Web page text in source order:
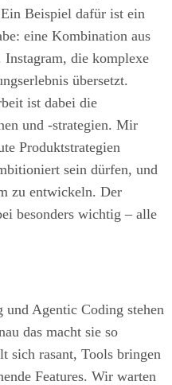
Beispiel dafür ist ein
eine Kombination aus
die komplexe
übersetzt.
ist dabei die
und -strategien. Mir
Produktstrategien
sein dürfen, und
zu entwickeln. Der
besonders wichtig – alle
Agentic Coding stehen
das macht sie so
sich rasant, Tools bringen
Features. Wir warten